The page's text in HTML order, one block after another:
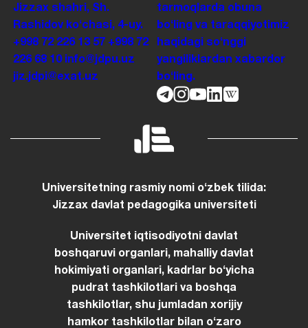
Jizzax shahri, Sh.
Rashidov koʻchasi, 4-uy.
+998 72 226 13 57 +998 72
226 68 10
info@jdpu.uz
jiz.jdpi@exat.uz
tarmoqlarda obuna
boʻling va taraqqiyotimiz
haqidagi soʻnggi
yangiliklardan xabardor
boʻling.
Universitetning rasmiy nomi oʻzbek tilida:
Jizzax davlat pedagogika universiteti
Universitet iqtisodiyotni davlat
boshqaruvi organlari, mahalliy davlat
hokimiyati organlari, kadrlar boʻyicha
pudrat tashkilotlari va boshqa
tashkilotlar, shu jumladan xorijiy
hamkor tashkilotlar bilan oʻzaro